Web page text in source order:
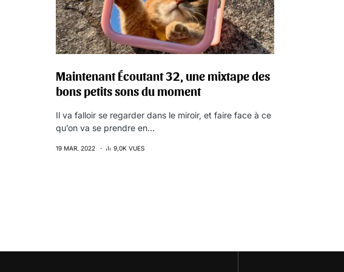
Maintenant Écoutant 32, une mixtape des
bons petits sons du moment
Il va falloir se regarder dans le miroir, et faire face à ce
qu’on va se prendre en…
19 MAR. 2022 9,0K VUES